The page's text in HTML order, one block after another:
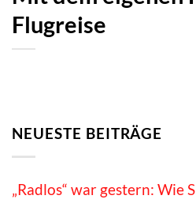
Flugreise
NEUESTE BEITRÄGE
„Radlos“ war gestern: Wie